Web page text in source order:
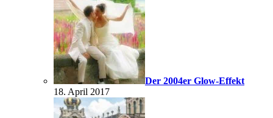
Der 2004er Glow-Effekt
18. April 2017